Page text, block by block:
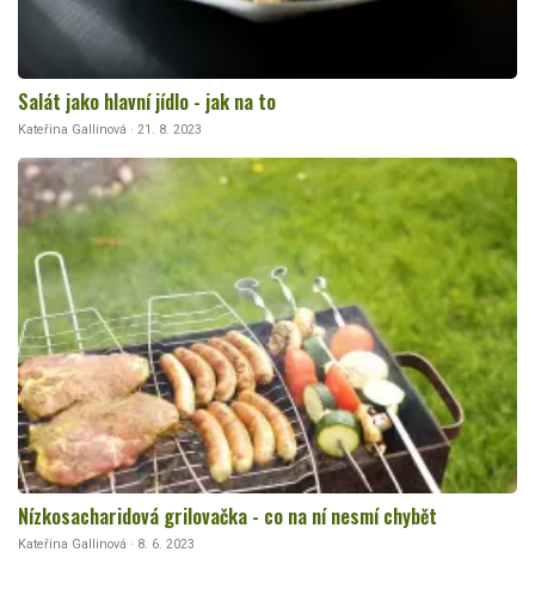
Salát jako hlavní jídlo - jak na to
Kateřina Gallinová · 21. 8. 2023
Nízkosacharidová grilovačka - co na ní nesmí chybět
Kateřina Gallinová · 8. 6. 2023